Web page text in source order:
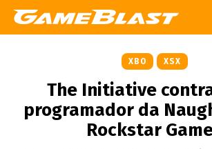
XBO XSX
The Initiative
programador da
Rockstar